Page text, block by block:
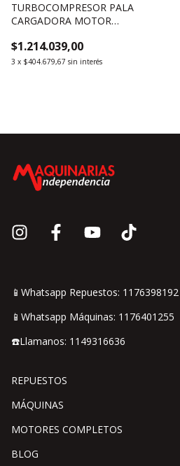
TURBOCOMPRESOR PALA
CARGADORA MOTOR
$1.214.039,00
3 x $404.679,67 sin interés
📱Whatsapp Repuestos: 1176398192
📱Whatsapp Máquinas: 1176401255
☎️Llamanos: 1149316636
REPUESTOS
MÁQUINAS
MOTORES COMPLETOS
BLOG